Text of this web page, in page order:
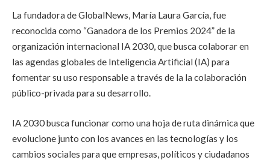
La fundadora de GlobalNews, María Laura García, fue
reconocida como “Ganadora de los Premios 2024” de la
organización internacional IA 2030, que busca colaborar en
las agendas globales de Inteligencia Artificial (IA) para
fomentar su uso responsable a través de la la colaboración
público-privada para su desarrollo.
IA 2030 busca funcionar como una hoja de ruta dinámica que
evolucione junto con los avances en las tecnologías y los
cambios sociales para que empresas, políticos y ciudadanos